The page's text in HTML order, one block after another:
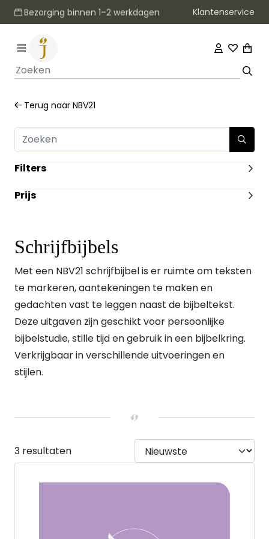
Bezorging binnen 1–2 werkdagen Klantenservice
Terug naar NBV21
Filters
Groot
Met illustraties (1)
Zonder Illustraties
DUIMGREPEN
Geen duimgrepen (3)
KOKER
Geen koker (2)
Koker (1)
VERWACHT
Nee (3)
HEEFT DUMMY VOORRAAD
Nee
Prijs
Schrijfbijbels
Met een NBV21 schrijfbijbel is er ruimte om teksten
te markeren, aantekeningen te maken en
gedachten vast te leggen naast de bijbeltekst.
Deze uitgaven zijn geschikt voor persoonlijke
bijbelstudie, stille tijd en gebruik in een bijbelkring.
Verkrijgbaar in verschillende uitvoeringen en
stijlen.
3 resultaten